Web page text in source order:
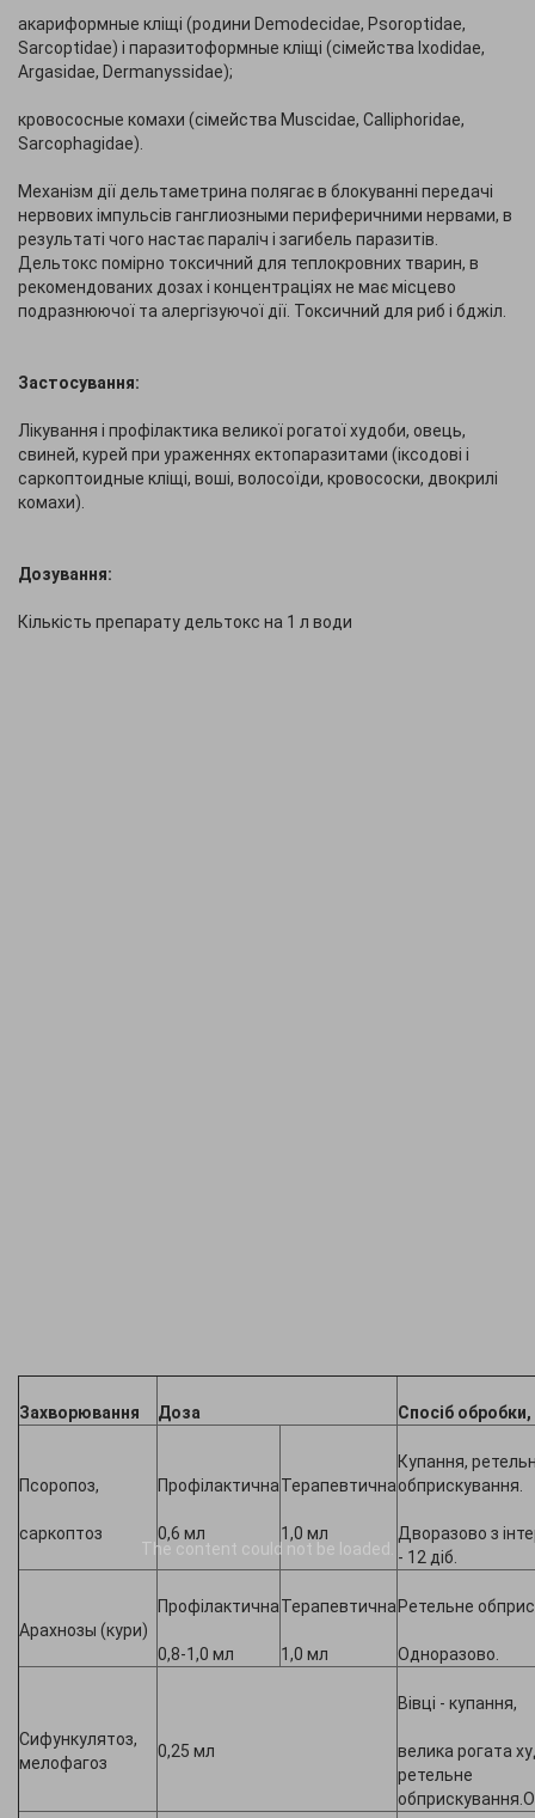
The content could not be loaded.
акариформные кліщі (родини Demodecidae, Psoroptidae,
Sarcoptidae) і паразитоформные кліщі (сімейства Ixodidae,
Argasidae, Dermanyssidae);
кровососные комахи (сімейства Muscidae, Calliphoridae,
Sarcophagidae).
Механізм дії дельтаметрина полягає в блокуванні передачі
нервових імпульсів ганглиозными периферичними нервами, в
результаті чого настає параліч і загибель паразитів.
Дельтокс помірно токсичний для теплокровних тварин, в
рекомендованих дозах і концентраціях не має місцево
подразнюючої та алергізуючої дії. Токсичний для риб і бджіл.
Застосування:
Лікування і профілактика великої рогатої худоби, овець,
свиней, курей при ураженнях ектопаразитами (іксодові і
саркоптоидные кліщі, воші, волосоїди, кровососки, двокрилі
комахи).
Дозування:
Кількість препарату дельтокс на 1 л води
Захворювання Доза Спосіб обробки,
Псоропоз,
саркоптоз
Профілактична
0,6 мл
Терапевтична
1,0 мл
Купання,
обприскування.
Дворазово з
- 12 діб.
Арахнозы (кури)
Профілактична
0,8-1,0 мл
Терапевтична
1,0 мл
Ретельне
Одноразово.
Сифункулятоз,
мелофагоз
0,25 мл
Вівці - купання,
велика рогата
ретельне